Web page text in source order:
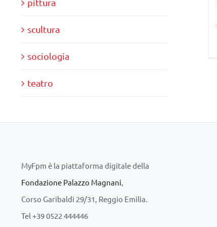
scultura
sociologia
teatro
MyFpm è la piattaforma digitale della
Fondazione Palazzo Magnani
Corso Garibaldi 29/31, Reggio Emilia.
Tel +39 0522 444446